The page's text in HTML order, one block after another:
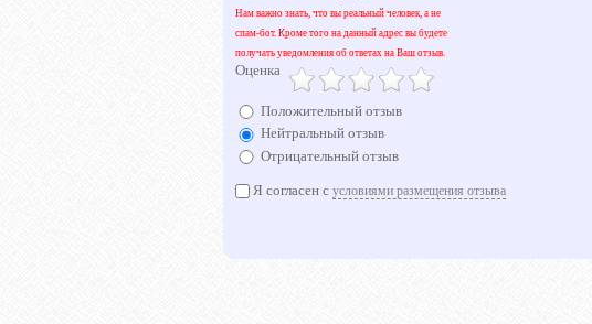
Нам важно знать, что вы реальный человек, а не
спам-бот. Кроме того на данный адрес вы будете
получать уведомления об ответах на Ваш отзыв.
Оценка
Положительный отзыв
Нейтральный отзыв
Отрицательный отзыв
Я согласен с условиями размещения отзыва